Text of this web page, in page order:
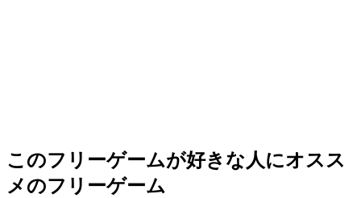
このフリーゲームが好きな人にオスス
メのフリーゲーム